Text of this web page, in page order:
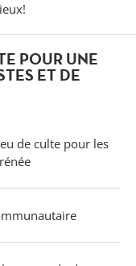
POUR UNE
ET DE
de culte pour les